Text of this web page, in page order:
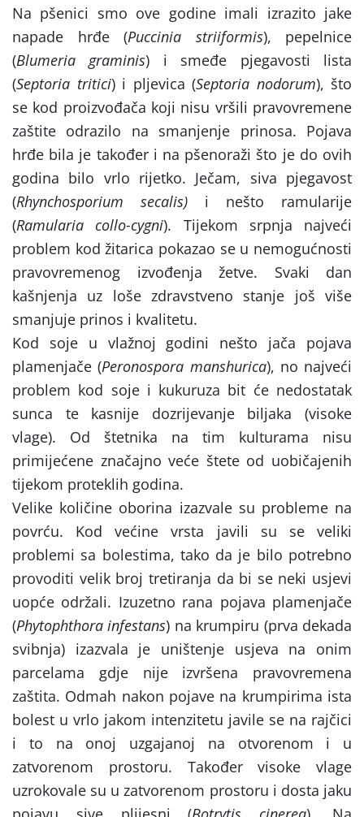
Na pšenici smo ove godine imali izrazito jake
napade hrđe (Puccinia striiformis), pepelnice
(Blumeria graminis) i smeđe pjegavosti lista
(Septoria tritici) i pljevica (Septoria nodorum), što
se kod proizvođača koji nisu vršili pravovremene
zaštite odrazilo na smanjenje prinosa. Pojava
hrđe bila je također i na pšenoraži što je do ovih
godina bilo vrlo rijetko. Ječam, siva pjegavost
(Rhynchosporium secalis) i nešto ramularije
(Ramularia collo-cygni). Tijekom srpnja najveći
problem kod žitarica pokazao se u nemogućnosti
pravovremenog izvođenja žetve. Svaki dan
kašnjenja uz loše zdravstveno stanje još više
smanjuje prinos i kvalitetu.
Kod soje u vlažnoj godini nešto jača pojava
plamenjače (Peronospora manshurica), no najveći
problem kod soje i kukuruza bit će nedostatak
sunca te kasnije dozrijevanje biljaka (visoke
vlage). Od štetnika na tim kulturama nisu
primijećene značajno veće štete od uobičajenih
tijekom proteklih godina.
Velike količine oborina izazvale su probleme na
povrću. Kod većine vrsta javili su se veliki
problemi sa bolestima, tako da je bilo potrebno
provoditi velik broj tretiranja da bi se neki usjevi
uopće održali. Izuzetno rana pojava plamenjače
(Phytophthora infestans) na krumpiru (prva dekada
svibnja) izazvala je uništenje usjeva na onim
parcelama gdje nije izvršena pravovremena
zaštita. Odmah nakon pojave na krumpirima ista
bolest u vrlo jakom intenzitetu javile se na rajčici
i to na onoj uzgajanoj na otvorenom i u
zatvorenom prostoru. Također visoke vlage
uzrokovale su u zatvorenom prostoru i dosta jaku